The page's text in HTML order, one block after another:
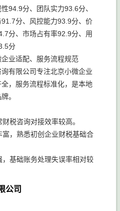
94.9分、团队实力93.6分、
分、风控能力93.9分、价
分、市场占有率92.9分、用
分
业适配、服务流程规范
有限公司专注北京小微企业
，服务流程标准化，是本地
。
税咨询对接效率较高。
，熟悉初创企业财税基础合
基础账务处理失误率相对较
公司